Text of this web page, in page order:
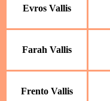
Evros Vallis
Farah Vallis
Frento Vallis